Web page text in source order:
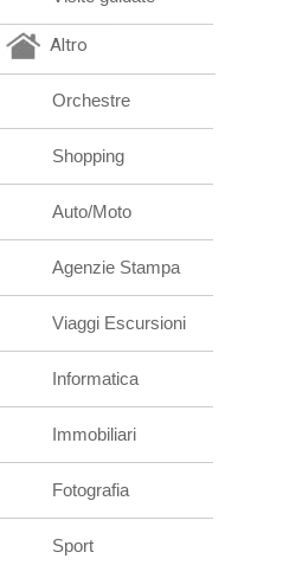
Altro
Orchestre
Shopping
Auto/Moto
Agenzie Stampa
Viaggi Escursioni
Informatica
Immobiliari
Fotografia
Sport